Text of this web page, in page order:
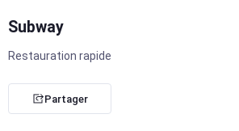
Subway
Restauration rapide
Partager